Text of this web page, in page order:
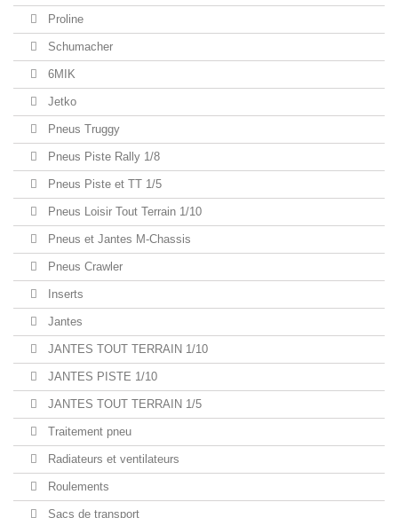
Proline
Schumacher
6MIK
Jetko
Pneus Truggy
Pneus Piste Rally 1/8
Pneus Piste et TT 1/5
Pneus Loisir Tout Terrain 1/10
Pneus et Jantes M-Chassis
Pneus Crawler
Inserts
Jantes
JANTES TOUT TERRAIN 1/10
JANTES PISTE 1/10
JANTES TOUT TERRAIN 1/5
Traitement pneu
Radiateurs et ventilateurs
Roulements
Sacs de transport